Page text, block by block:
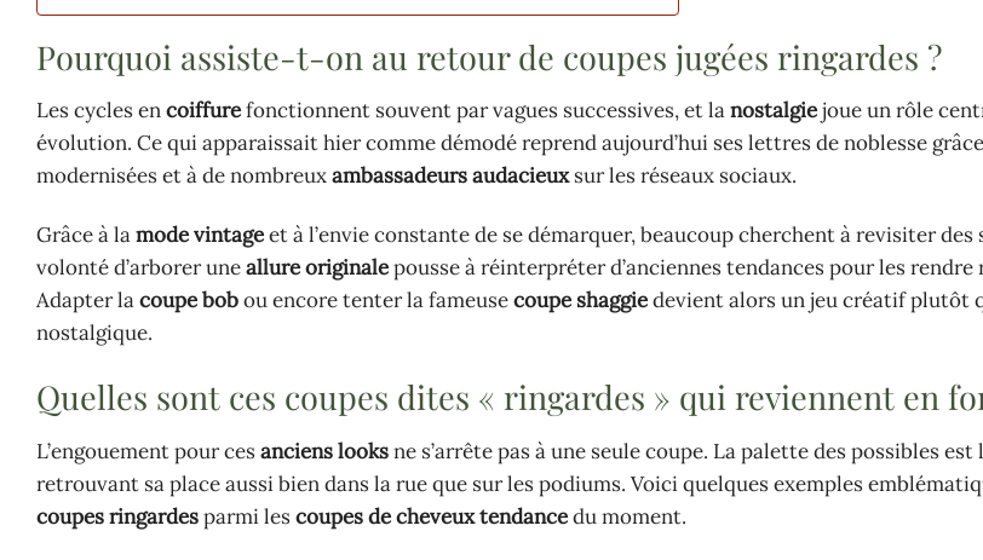
Pourquoi assiste-t-on au retour de coupes jugées ringardes ?
Les cycles encoiffurefonctionnent souvent par vagues successives, et lanostalgiejoue un rôle
évolution. Ce qui apparaissait hier comme démodé reprend aujourd’hui ses lettres de noblesse
modernisées et à de nombreuxambassadeurs audacieuxsur les réseaux sociaux.
Grâce à lamode vintageet à l’envie constante de se démarquer, beaucoup cherchent à revisiter des
volonté d’arborer uneallure originalepousse à réinterpréter d’anciennes tendances pour les
Adapter lacoupe bobou encore tenter la fameusecoupe shaggiedevient alors un jeu créatif plutôt
nostalgique.
Quelles sont ces coupes dites « ringardes » qui reviennent en
L’engouement pour ces anciens looksne s’arrête pas à une seule coupe. La palette des possibles
retrouvant sa place aussi bien dans la rue que sur les podiums. Voici quelques exemples
coupes ringardesparmi les coupes de cheveux tendancedu moment.